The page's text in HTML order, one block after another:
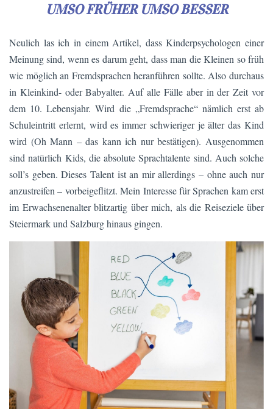
UMSO FRÜHER UMSO BESSER
Neulich las ich in einem Artikel, dass Kinderpsychologen einer
Meinung sind, wenn es darum geht, dass man die Kleinen so früh
wie möglich an Fremdsprachen heranführen sollte. Also durchaus
in Kleinkind- oder Babyalter. Auf alle Fälle aber in der Zeit vor
dem 10. Lebensjahr. Wird die „Fremdsprache“ nämlich erst ab
Schuleintritt erlernt, wird es immer schwieriger je älter das Kind
wird (Oh Mann – das kann ich nur bestätigen). Ausgenommen
sind natürlich Kids, die absolute Sprachtalente sind. Auch solche
soll’s geben. Dieses Talent ist an mir allerdings – ohne auch nur
anzustreifen – vorbeigeflitzt. Mein Interesse für Sprachen kam erst
im Erwachsenenalter blitzartig über mich, als die Reiseziele über
Steiermark und Salzburg hinaus gingen.